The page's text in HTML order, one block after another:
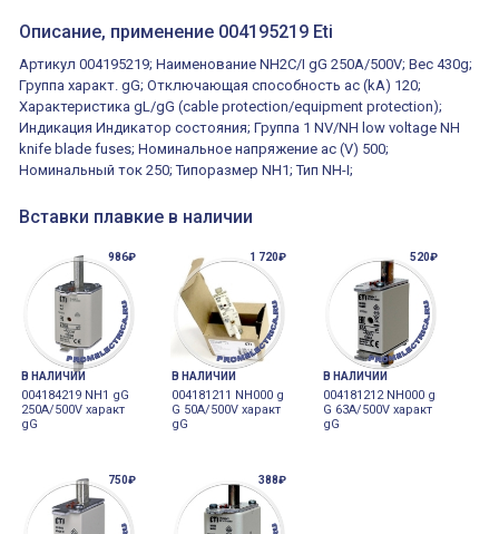
15Ампер 250В
XVR13M05L
Маячок
оранжевый
230VAC 130мм
ВКН8108
ВКН8108
Концевой
выключатель /
выключатель
путевой,
алюминиевый
800202300000С | 80 02 0 230 0000 С
реле времени
0.1cек.-10 дней, 10
Описание, применение 004195219 Eti
Артикул 004195219; Наименование NH2C/I gG 250A/500V; Вес 430g;
Группа характ. gG; Отключающая способность ac (kA) 120;
Характеристика gL/gG (cable protection/equipment protection);
Индикация Индикатор состояния; Группа 1 NV/NH low voltage NH
knife blade fuses; Номинальное напряжение ac (V) 500;
Номинальный ток 250; Типоразмер NH1; Тип NH-I;
Вставки плавкие в наличии
986₽
В НАЛИЧИИ
004184219 NH1 gG
250A/500V характ
gG
1 720₽
В НАЛИЧИИ
004181211 NH000 g
G 50A/500V характ
gG
520₽
В НАЛИЧИИ
004181212 NH000 g
G 63A/500V характ
gG
750₽ 388₽